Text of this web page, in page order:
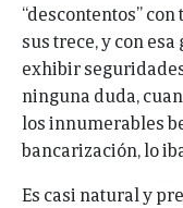
“descontentos”
sus trece, y con
exhibir
ninguna duda,
los innumerables
bancarización, lo
Es casi natural y